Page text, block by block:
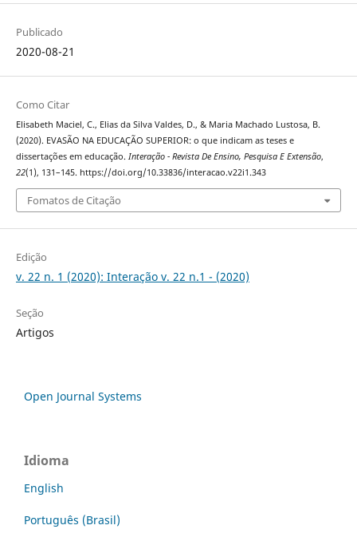
Publicado
2020-08-21
Como Citar
Elisabeth Maciel, C., Elias da Silva Valdes, D., & Maria Machado Lustosa, B.
(2020). EVASÃO NA EDUCAÇÃO SUPERIOR: o que indicam as teses e
dissertações em educação. Interação - Revista De Ensino, Pesquisa E Extensão,
22(1), 131–145. https://doi.org/10.33836/interacao.v22i1.343
Fomatos de Citação
Edição
v. 22 n. 1 (2020): Interação v. 22 n.1 - (2020)
Seção
Artigos
Open Journal Systems
Idioma
English
Português (Brasil)